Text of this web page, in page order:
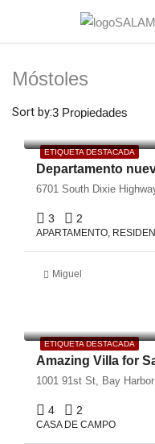
Móstoles
3 Propiedades
Sort by:
ETIQUETA DESTACADA
Departamento
6701 South Dixie
3 2
APARTAMENTO,
Miguel
ETIQUETA DESTACADA
Amazing Villa for
1001 91st St, Bay
4 2
CASA DE CAMPO